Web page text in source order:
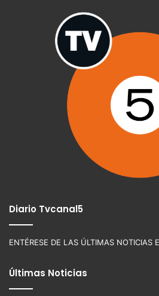
Diario Tvcanal5
ENTÉRESE DE LAS ÚLTIMAS NOTICIAS
Últimas Noticias